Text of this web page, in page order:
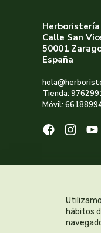
hábitos
Calle San
50001
España
Tienda:
Móvil: